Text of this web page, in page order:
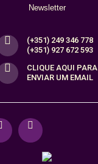
Newsletter
(+351) 249 346 778
(+351) 927 672 593
CLIQUE AQUI PARA
ENVIAR UM EMAIL